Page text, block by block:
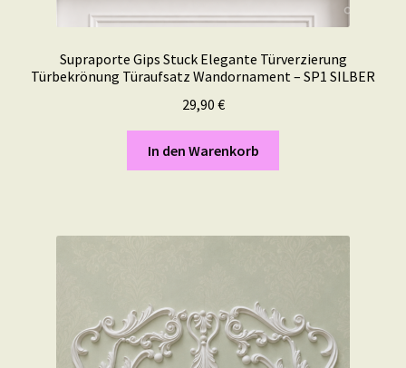
Supraporte Gips Stuck Elegante Türverzierung
Türbekrönung Türaufsatz Wandornament – SP1 SILBER
29,90 €
In den Warenkorb